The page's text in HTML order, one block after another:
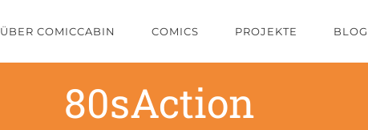
ÜBER COMICCABIN COMICS PROJEKTE BLOG
80sAction